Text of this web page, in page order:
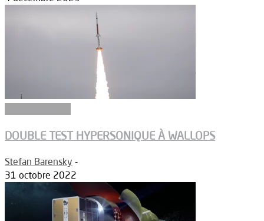
DOUBLE TEST HYPERSONIQUE À WALLOPS
Stefan Barensky -
31 octobre 2022